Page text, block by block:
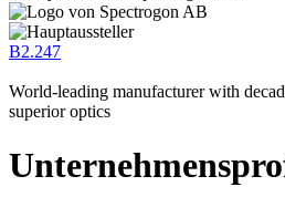
B2.247
World-leading manufacturer with
superior optics